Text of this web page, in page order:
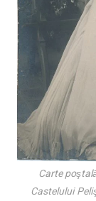
Carte
Castelului